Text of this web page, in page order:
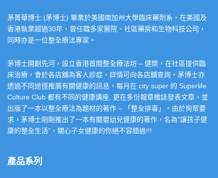
茅菁華博士 (茅博士) 畢業於美國南加州大學臨床藥劑系，在美國及
香港執業超過30年，曾任職多家醫院、社區藥房和生物科技公司，
同時亦是一位整全療法專家。
茅博士開創先河，設立香港首間整全療法坊 – 健樂，在社區提供臨
床治療，會於各店舖為客人診症，詳情可向各店舖查詢。茅博士亦
透過不同途徑推廣有關健康的訊息，每月在 city super 的 Superlife
Culture Club 都有不同的健康講座, 更在多份報章雜誌發表文章，並
出版了一本以整全療法為題材的著作 – 「整全排毒」。由於徇眾要
求，茅博士剛剛推出了一本有關嬰幼兒健康的著作，名為”讓孩子健
康的整全生活”，關心子女健康的你絕不容錯過!!!
產品系列